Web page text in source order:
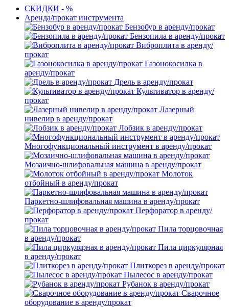
СКИДКИ - %
Аренда/прокат инструмента
Бензобур в аренду/прокат
Бензопила в аренду/прокат
Виброплита в аренду/
прокат
Газонокосилка в
аренду/прокат
Дрель в аренду/прокат
Культиватор в аренду/
прокат
Лазерный
нивелир в аренду/прокат
Лобзик в аренду/прокат
Многофункциональный инструмент в аренду/прокат
Мозаично-шлифовальная машина в аренду/прокат
Молоток
отбойный в аренду/прокат
Паркетно-шлифовальная машина в аренду/прокат
Перфоратор в аренду/
прокат
Пила торцовочная
в аренду/прокат
Пила циркулярная
в аренду/прокат
Плиткорез в аренду/прокат
Пылесос в аренду/прокат
Рубанок в аренду/прокат
Сварочное
оборудование в аренду/прокат